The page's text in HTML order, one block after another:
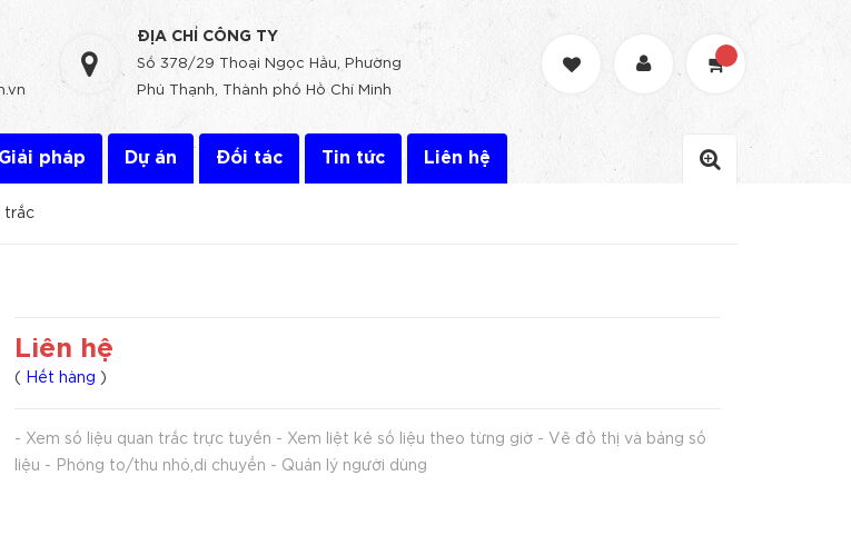
ĐỊA CHỈ CÔNG TY
Số 378/29 Thoại Ngọc Hầu, Phường
Phú Thạnh, Thành phố Hồ Chí Minh
Giải pháp Dự án Đối tác Tin tức Liên hệ
trắc
Liên hệ
( Hết hàng )
- Xem số liệu quan trắc trực tuyến - Xem liệt kê số liệu theo từng giờ - Vẽ đồ thị và bảng số
liệu - Phóng to/thu nhỏ,di chuyển - Quản lý người dùng